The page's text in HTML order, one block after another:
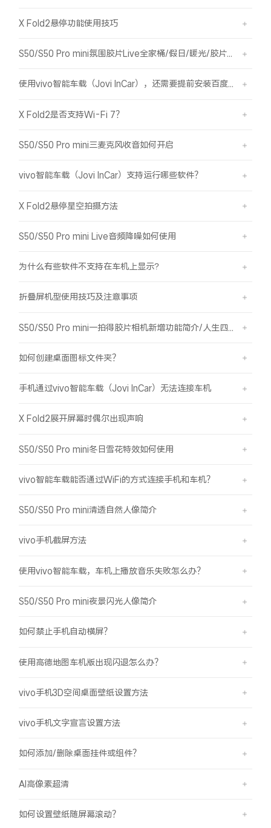
X Fold2悬停功能使用技巧
使用vivo智能车载（Jovi InCar），还需要提前安装百度CarLife+软件吗？
X Fold2是否支持Wi-Fi 7？
S50/S50 Pro mini三麦克风收音如何开启
vivo智能车载（Jovi InCar）支持运行哪些软件？
X Fold2悬停星空拍摄方法
S50/S50 Pro mini Live音频降噪如何使用
为什么有些软件不支持在车机上显示?
折叠屏机型使用技巧及注意事项
如何创建桌面图标文件夹？
手机通过vivo智能车载（Jovi InCar）无法连接车机
X Fold2展开屏幕时偶尔出现声响
S50/S50 Pro mini冬日雪花特效如何使用
vivo智能车载能否通过WiFi的方式连接手机和车机？
S50/S50 Pro mini清透自然人像简介
vivo手机截屏方法
使用vivo智能车载，车机上播放音乐失败怎么办？
S50/S50 Pro mini夜景闪光人像简介
如何禁止手机自动横屏？
使用高德地图车机版出现闪退怎么办？
vivo手机3D空间桌面壁纸设置方法
vivo手机文字宣言设置方法
如何添加/删除桌面挂件或组件？
AI高像素超清
如何设置壁纸随屏幕滚动？